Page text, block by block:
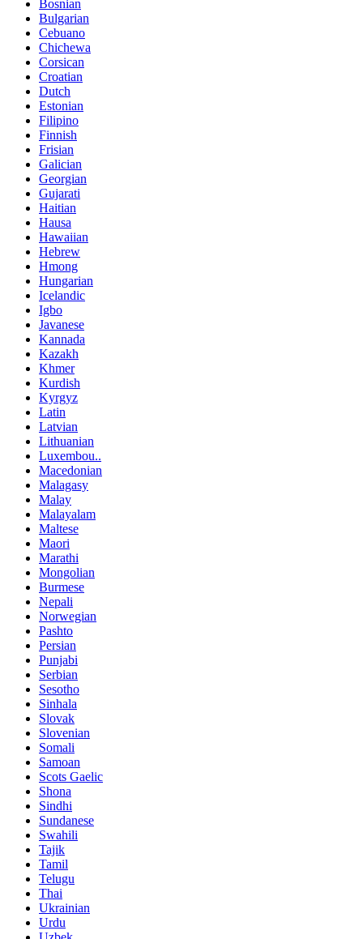
Bosnian
Bulgarian
Cebuano
Chichewa
Corsican
Croatian
Dutch
Estonian
Filipino
Finnish
Frisian
Galician
Georgian
Gujarati
Haitian
Hausa
Hawaiian
Hebrew
Hmong
Hungarian
Icelandic
Igbo
Javanese
Kannada
Kazakh
Khmer
Kurdish
Kyrgyz
Latin
Latvian
Lithuanian
Luxembou..
Macedonian
Malagasy
Malay
Malayalam
Maltese
Maori
Marathi
Mongolian
Burmese
Nepali
Norwegian
Pashto
Persian
Punjabi
Serbian
Sesotho
Sinhala
Slovak
Slovenian
Somali
Samoan
Scots Gaelic
Shona
Sindhi
Sundanese
Swahili
Tajik
Tamil
Telugu
Thai
Ukrainian
Urdu